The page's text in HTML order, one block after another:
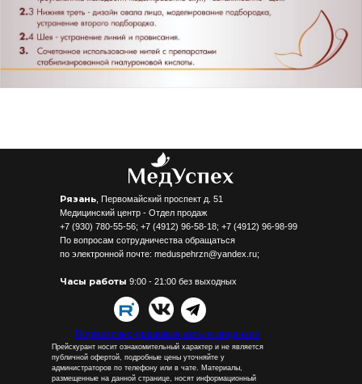
Рязань Первомайский проспект д. 51
Медицинский центр - Отдел продаж
+7 (930) 780-55-56; +7 (4912) 96-58-18; +7 (4912) 96-98-99
Нормативно-правовые акты и лицензии
По вопросам сотрудничества обращаться
по электронной почте: meduspehrzn@yandex.ru;
Часы работы 9:00 - 21:00 без выходных
Прейскурант носит ознакомительный характер и не является
публичной офертой, подробные цены уточняйте у
администраторов по телефону или в чате. Материалы,
размещенные на данной странице, носят информационный